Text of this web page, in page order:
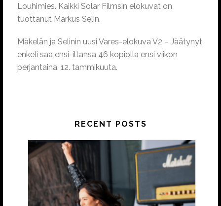
Louhimies. Kaikki Solar Filmsin elokuvat on
tuottanut Markus Selin.
Mäkelän ja Selinin uusi Vares-elokuva V2 – Jäätynyt
enkeli saa ensi-iltansa 46 kopiolla ensi viikon
perjantaina, 12. tammikuuta.
RECENT POSTS